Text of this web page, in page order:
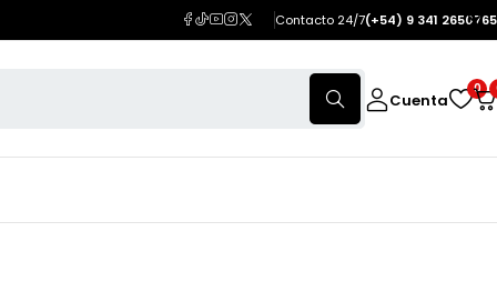
Contacto 24/7(+54) 9 341 2650765
Cuenta
0